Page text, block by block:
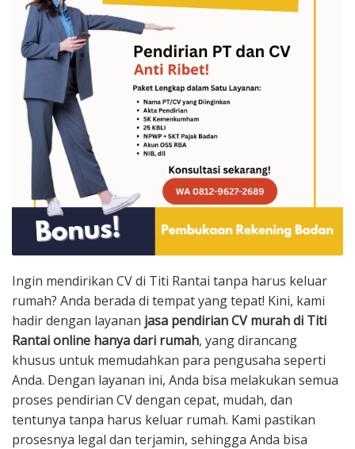
Ingin mendirikan CV di Titi Rantai tanpa harus keluar
rumah? Anda berada di tempat yang tepat! Kini, kami
hadir dengan layanan jasa pendirian CV murah di Titi
Rantai online hanya dari rumah, yang dirancang
khusus untuk memudahkan para pengusaha seperti
Anda. Dengan layanan ini, Anda bisa melakukan semua
proses pendirian CV dengan cepat, mudah, dan
tentunya tanpa harus keluar rumah. Kami pastikan
prosesnya legal dan terjamin, sehingga Anda bisa